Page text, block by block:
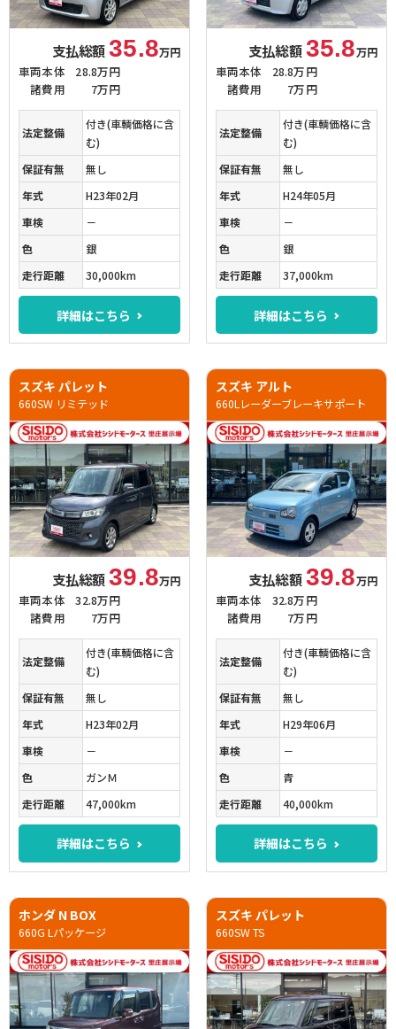
支払総額35.8万円
車両本体
28.8万円
諸費用
7万円
法定整備
付き(車輌価格に含
む)
保証有無
無し
年式
H23年02月
車検
－
色
銀
走行距離
30,000km
詳細はこちら
支払総額35.8万円
車両本体
28.8万円
諸費用
7万円
法定整備
付き(車輌価格に含
む)
保証有無
無し
年式
H24年05月
車検
－
色
銀
走行距離
37,000km
詳細はこちら
スズキ パレット
660SW リミテッド
支払総額39.8万円
車両本体
32.8万円
諸費用
7万円
法定整備
付き(車輌価格に含
む)
保証有無
無し
年式
H23年02月
車検
－
色
ガンＭ
走行距離
47,000km
詳細はこちら
スズキ アルト
660Lレーダーブレーキサポート
支払総額39.8万円
車両本体
32.8万円
諸費用
7万円
法定整備
付き(車輌価格に含
む)
保証有無
無し
年式
H29年06月
車検
－
色
青
走行距離
40,000km
詳細はこちら
ホンダ N BOX
660G Lパッケージ
スズキ パレット
660SW TS